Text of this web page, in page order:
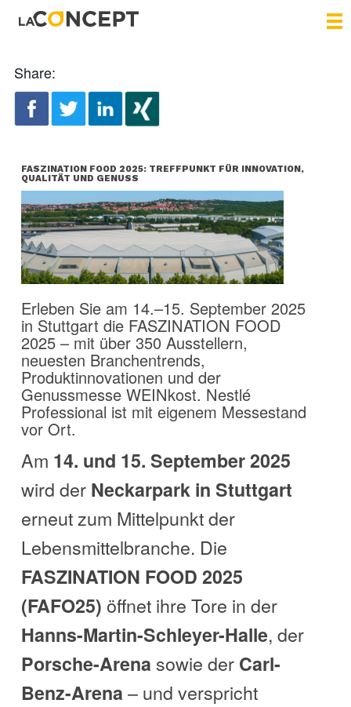
Share:
FASZINATION FOOD 2025: TREFFPUNKT FÜR INNOVATION,
QUALITÄT UND GENUSS
Erleben Sie am 14.–15. September 2025
in Stuttgart die FASZINATION FOOD
2025 – mit über 350 Ausstellern,
neuesten Branchentrends,
Produktinnovationen und der
Genussmesse WEINkost. Nestlé
Professional ist mit eigenem Messestand
vor Ort.
Am 14. und 15. September 2025
wird der Neckarpark in Stuttgart
erneut zum Mittelpunkt der
Lebensmittelbranche. Die
FASZINATION FOOD 2025
(FAFO25) öffnet ihre Tore in der
Hanns-Martin-Schleyer-Halle, der
Porsche-Arena sowie der Carl-
Benz-Arena – und verspricht